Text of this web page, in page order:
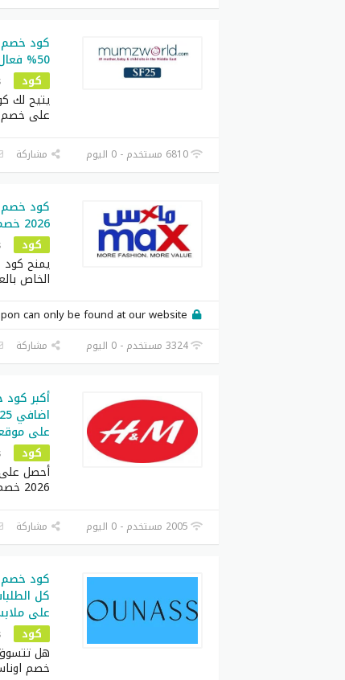
50% فعال على كل الطلبيات
كود
يتيح لك
على
6810 مستخدم - 0 اليوم مشاركة
كود
2026 خصم 35% فعال للعملاء الجدد
كود
يمنح
الخاص
can only be found at our website.
3324 مستخدم - 0 اليوم مشاركة
على
كود
أحصل
2026 خصم
2005 مستخدم - 0 اليوم مشاركة
على
كود
هل
خصم اوناس 2026